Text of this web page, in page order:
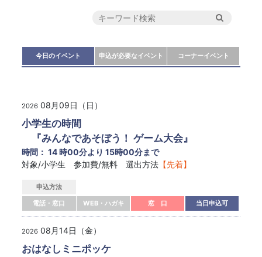
今日のイベント 申込が必要なイベント コーナーイベント
2026 08月09日（日）
小学生の時間
『みんなであそぼう！ ゲーム大会』
時間： 14 時00分より 15時00分まで
対象/小学生 参加費/無料 選出方法 【先着】
申込方法
電話・窓口
WEB・ハガキ 窓 口 当日申込可
2026 08月14日（金）
おはなしミニポッケ